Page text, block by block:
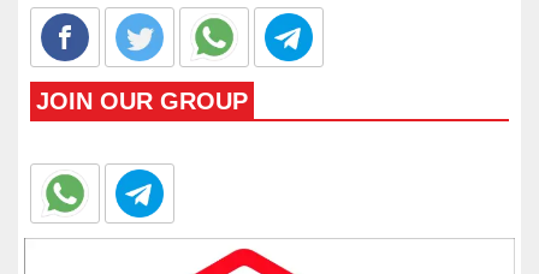
JOIN OUR GROUP